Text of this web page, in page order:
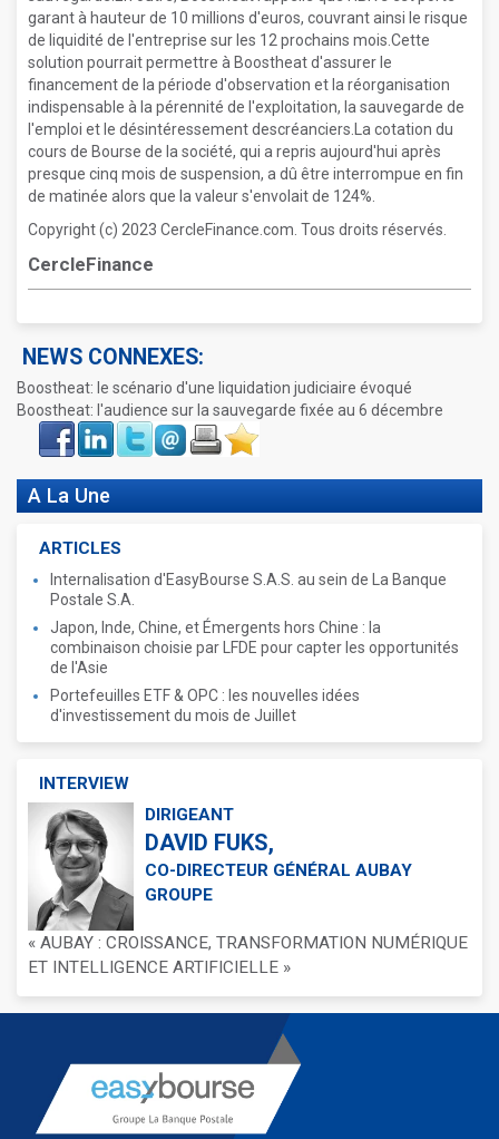
garant à hauteur de 10 millions d'euros, couvrant ainsi le risque
de liquidité de l'entreprise sur les 12 prochains mois.Cette
solution pourrait permettre à Boostheat d'assurer le
financement de la période d'observation et la réorganisation
indispensable à la pérennité de l'exploitation, la sauvegarde de
l'emploi et le désintéressement descréanciers.La cotation du
cours de Bourse de la société, qui a repris aujourd'hui après
presque cinq mois de suspension, a dû être interrompue en fin
de matinée alors que la valeur s'envolait de 124%.
Copyright (c) 2023 CercleFinance.com. Tous droits réservés.
CercleFinance
NEWS CONNEXES:
Boostheat: le scénario d'une liquidation judiciaire évoqué
Boostheat: l'audience sur la sauvegarde fixée au 6 décembre
Face
book
LinkIn Twitter Envoyer ImprimerFavoris
A La Une
ARTICLES
Internalisation d'EasyBourse S.A.S. au sein de La Banque
Postale S.A.
Japon, Inde, Chine, et Émergents hors Chine : la
combinaison choisie par LFDE pour capter les opportunités
de l'Asie
Portefeuilles ETF & OPC : les nouvelles idées
d'investissement du mois de Juillet
INTERVIEW
DIRIGEANT
DAVID FUKS,
CO-DIRECTEUR GÉNÉRAL AUBAY
GROUPE
« AUBAY : CROISSANCE, TRANSFORMATION NUMÉRIQUE
ET INTELLIGENCE ARTIFICIELLE »